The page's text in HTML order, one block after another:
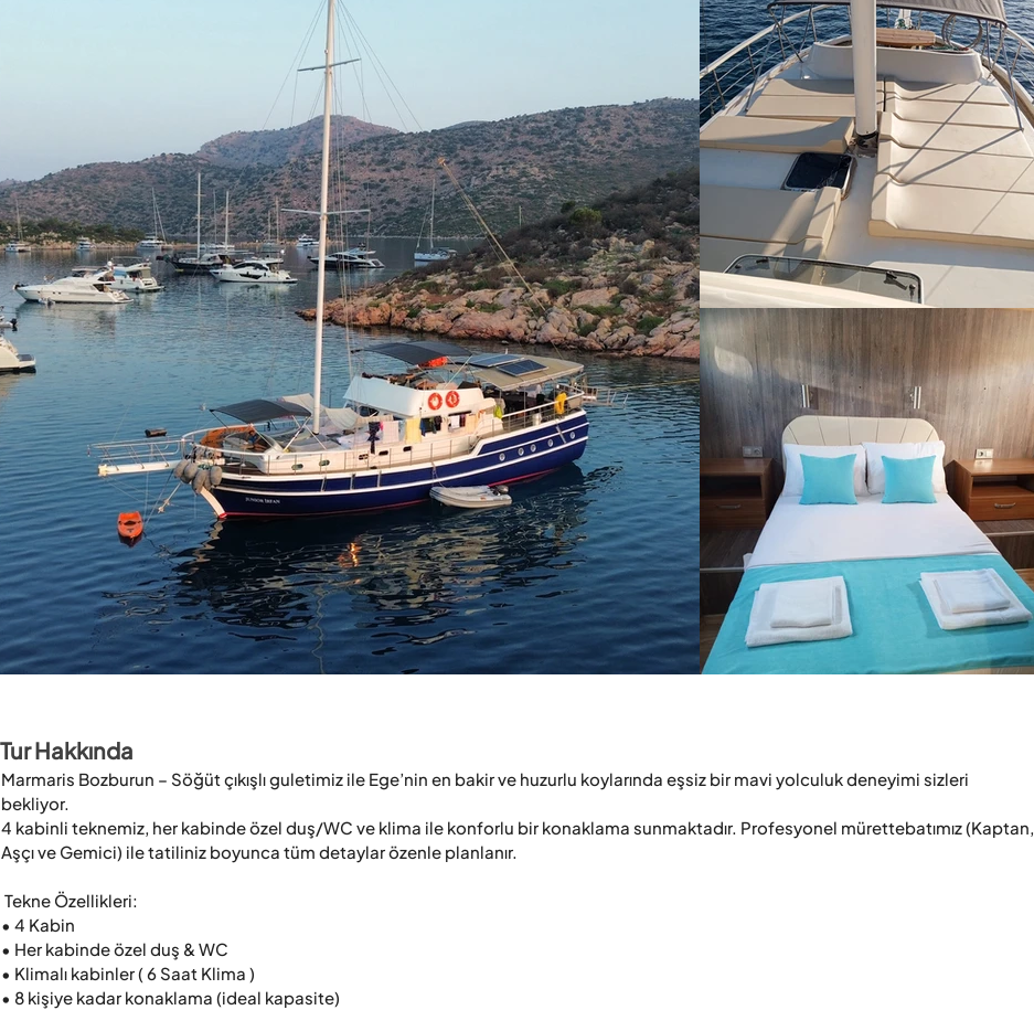
Tur Hakkında
Marmaris Bozburun – Söğüt çıkışlı guletimiz ile Ege’nin en bakir ve huzurlu koylarında eşsiz bir mavi yolculuk deneyimi sizleri
bekliyor.
4 kabinli teknemiz, her kabinde özel duş/WC ve klima ile konforlu bir konaklama sunmaktadır. Profesyonel mürettebatımız (Kaptan,
Aşçı ve Gemici) ile tatiliniz boyunca tüm detaylar özenle planlanır.
• 4 Kabin
• Her kabinde özel duş & WC
• Klimalı kabinler ( 6 Saat Klima )
• 8 kişiye kadar konaklama (ideal kapasite)